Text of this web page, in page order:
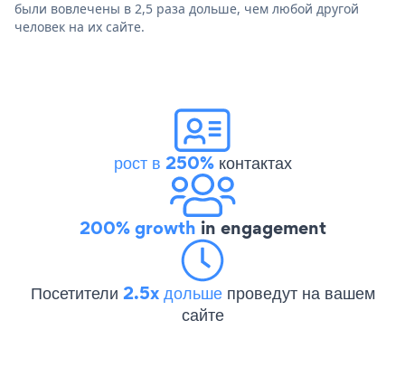
были вовлечены в 2,5 раза дольше, чем любой другой
человек на их сайте.
рост в 250%контактах
200% growth in engagement
Посетители 2.5x дольше проведут на вашем
сайте